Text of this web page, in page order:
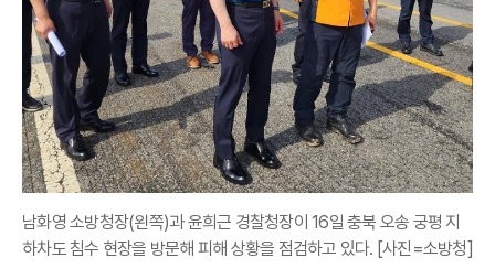
남화영 소방청장(왼쪽)과 윤희근 경찰청장이 16일 충북 오송 궁평 지
하차도 침수 현장을 방문해 피해 상황을 점검하고 있다. [사진=소방청]